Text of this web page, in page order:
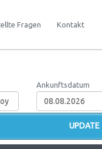
Fragen Kontakt
Ankunftsdatum